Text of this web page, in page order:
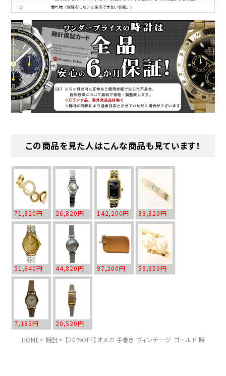
この商品を見た人はこんな商品も見ています！
71,820円 26,820円 142,200円 89,820円
51,840円 44,820円 97,200円 59,850円
7,182円
20,520円
HOME
時計 【20%OFF】オメガ 手巻き ヴィンテージ ゴールド 時計 腕